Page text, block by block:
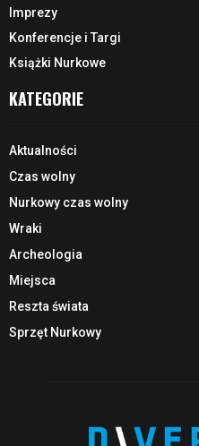
Imprezy
Konferencje i Targi
Książki Nurkowe
KATEGORIE
Aktualności
Czas wolny
Nurkowy czas wolny
Wraki
Archeologia
Miejsca
Reszta świata
Sprzęt Nurkowy